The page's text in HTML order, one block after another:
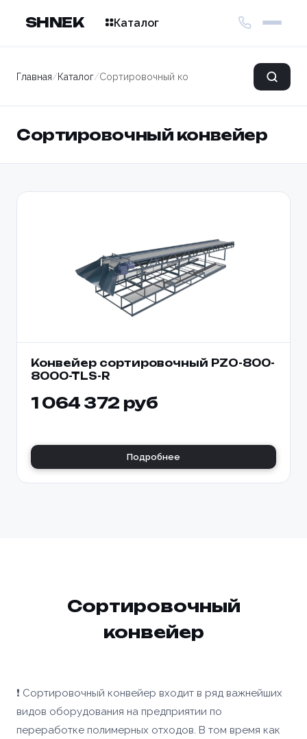
SHNEK Каталог
Главная/Каталог/Сортировочный конвейер
Сортировочный конвейер
Конвейер сортировочный PZO-800-
8000-TLS-R
1 064 372 руб
Подробнее
Сортировочный
конвейер
❗ Сортировочный конвейер входит в ряд важнейших
видов оборудования на предприятии по
переработке полимерных отходов. В том время как